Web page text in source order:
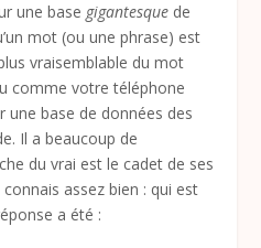
une base gigantesque de
mot (ou une phrase) est
vraisemblable du mot
comme votre téléphone
une base de données des
Il a beaucoup de
du vrai est le cadet de ses
assez bien : qui est
a été :